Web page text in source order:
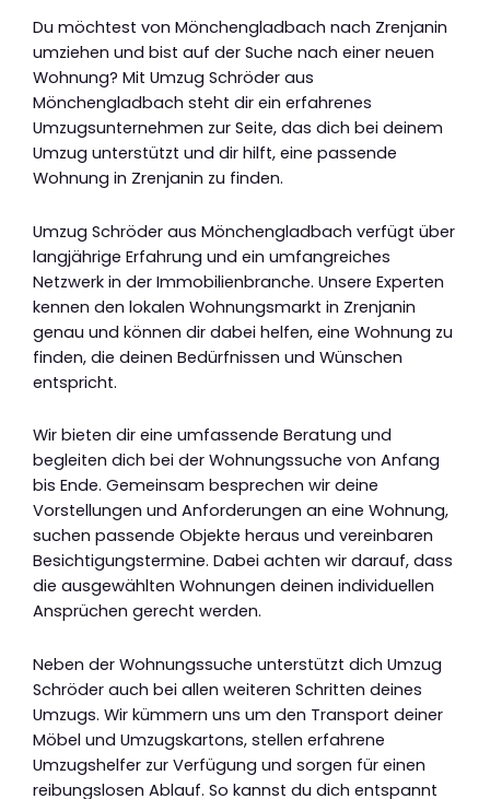
Du möchtest von Mönchengladbach nach Zrenjanin
umziehen und bist auf der Suche nach einer neuen
Wohnung? Mit Umzug Schröder aus
Mönchengladbach steht dir ein erfahrenes
Umzugsunternehmen zur Seite, das dich bei deinem
Umzug unterstützt und dir hilft, eine passende
Wohnung in Zrenjanin zu finden.
Umzug Schröder aus Mönchengladbach verfügt über
langjährige Erfahrung und ein umfangreiches
Netzwerk in der Immobilienbranche. Unsere Experten
kennen den lokalen Wohnungsmarkt in Zrenjanin
genau und können dir dabei helfen, eine Wohnung zu
finden, die deinen Bedürfnissen und Wünschen
entspricht.
Wir bieten dir eine umfassende Beratung und
begleiten dich bei der Wohnungssuche von Anfang
bis Ende. Gemeinsam besprechen wir deine
Vorstellungen und Anforderungen an eine Wohnung,
suchen passende Objekte heraus und vereinbaren
Besichtigungstermine. Dabei achten wir darauf, dass
die ausgewählten Wohnungen deinen individuellen
Ansprüchen gerecht werden.
Neben der Wohnungssuche unterstützt dich Umzug
Schröder auch bei allen weiteren Schritten deines
Umzugs. Wir kümmern uns um den Transport deiner
Möbel und Umzugskartons, stellen erfahrene
Umzugshelfer zur Verfügung und sorgen für einen
reibungslosen Ablauf. So kannst du dich entspannt